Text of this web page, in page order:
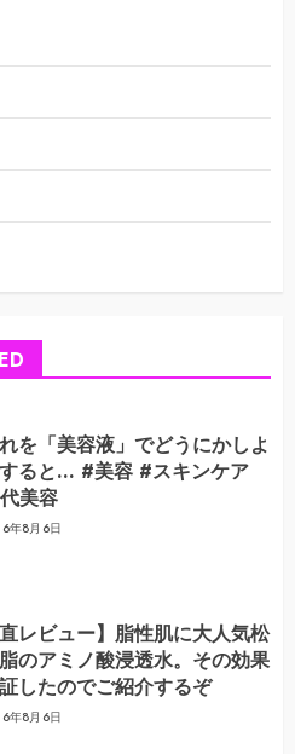
を「美容液」でどうにかしよ
ると… #美容 #スキンケア
美容
年8月6日
直レビュー】脂性肌に大人気松
のアミノ酸浸透水。その効果
したのでご紹介するぞ
年8月6日